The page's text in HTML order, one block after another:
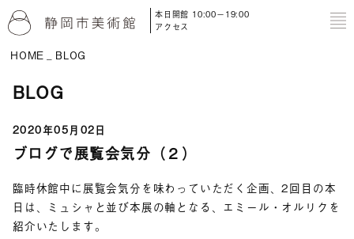
本日開館 10:00－19:00
アクセス
HOME BLOG
BLOG
2020年05月02日
ブログで展覧会気分（２）
臨時休館中に展覧会気分を味わっていただく企画、2回目の本
日は、ミュシャと並び本展の軸となる、エミール・オルリクを
紹介いたします。